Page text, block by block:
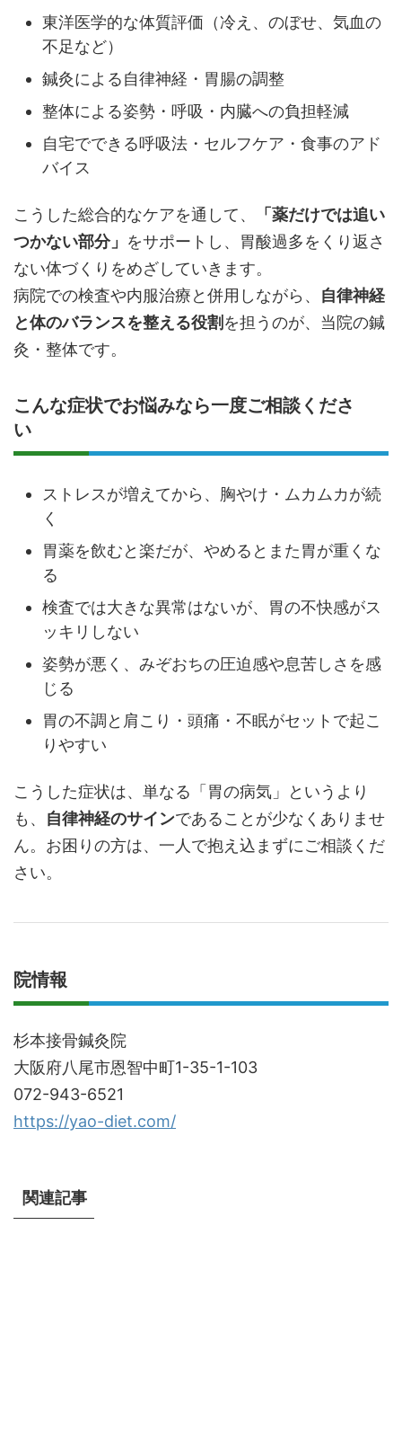
東洋医学的な体質評価（冷え、のぼせ、気血の
不足など）
鍼灸による自律神経・胃腸の調整
整体による姿勢・呼吸・内臓への負担軽減
自宅でできる呼吸法・セルフケア・食事のアド
バイス
こうした総合的なケアを通して、
「薬だけでは追い
つかない部分」 をサポートし、胃酸過多をくり返さ
ない体づくりをめざしていきます。
病院での検査や内服治療と併用しながら、 自律神経
と体のバランスを整える役割 を担うのが、当院の鍼
灸・整体です。
こんな症状でお悩みなら一度ご相談くださ
い
ストレスが増えてから、胸やけ・ムカムカが続
く
胃薬を飲むと楽だが、やめるとまた胃が重くな
る
検査では大きな異常はないが、胃の不快感がス
ッキリしない
姿勢が悪く、みぞおちの圧迫感や息苦しさを感
じる
胃の不調と肩こり・頭痛・不眠がセットで起こ
りやすい
こうした症状は、単なる「胃の病気」というより
も、 自律神経のサインであることが少なくありませ
ん。お困りの方は、一人で抱え込まずにご相談くだ
さい。
院情報
杉本接骨鍼灸院
大阪府八尾市恩智中町1-35-1-103
072-943-6521
https://yao-diet.com/
関連記事